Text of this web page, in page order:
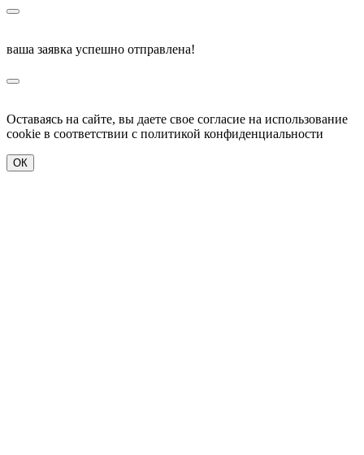
ваша заявка успешно отправлена!
Оставаясь на сайте, вы даете свое согласие на использование
cookie в соответствии c политикой конфиденциальности
ОК